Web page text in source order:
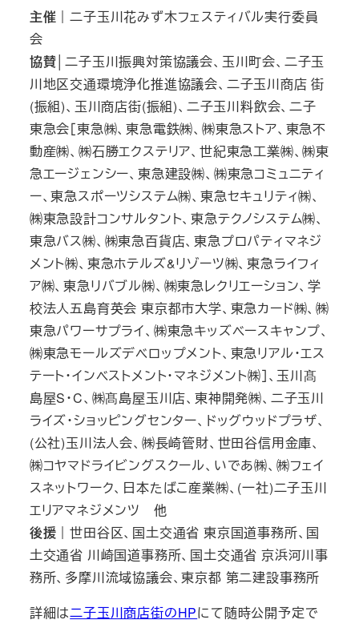
主催｜二子玉川花みず木フェスティバル実行委員
会
協賛│二子玉川振興対策協議会、玉川町会、二子玉
川地区交通環境浄化推進協議会、二子玉川商店 街
(振組)、玉川商店街(振組)、二子玉川料飲会、二子
東急会［東急㈱、東急電鉄㈱、㈱東急ストア、東急不
動産㈱、㈱石勝エクステリア、世紀東急工業㈱、㈱東
急エージェンシー、東急建設㈱、㈱東急コミュニティ
ー、東急スポーツシステム㈱、東急セキュリティ㈱、
㈱東急設計コンサルタント、東急テクノシステム㈱、
東急バス㈱、㈱東急百貨店、東急プロパティマネジ
メント㈱、東急ホテルズ&リゾーツ㈱、東急ライフィ
ア㈱、東急リバブル㈱、㈱東急レクリエーション、学
校法人五島育英会 東京都市大学、東急カード㈱、㈱
東急パワーサプライ、㈱東急キッズベースキャンプ、
㈱東急モールズデベロップメント、東急リアル・エス
テート・インベストメント・マネジメント㈱］、玉川髙
島屋S・C、㈱髙島屋玉川店、東神開発㈱、二子玉川
ライズ・ショッピングセンター、ドッグウッドプラザ、
(公社)玉川法人会、㈱長崎管財、世田谷信用金庫、
㈱コヤマドライビングスクール、いであ㈱、㈱フェイ
スネットワーク、日本たばこ産業㈱、(一社)二子玉川
エリアマネジメンツ 他
後援｜世田谷区、国土交通省 東京国道事務所、国
土交通省 川崎国道事務所、国土交通省 京浜河川事
務所、多摩川流域協議会、東京都 第二建設事務所
詳細は二子玉川商店街のHPにて随時公開予定で